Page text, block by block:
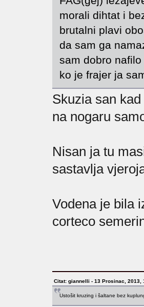
morali dihtat i
brutalni plavi
da sam ga
sam dobro
ko je frajer ja
Skuzia san
na nogaru
Nisan ja tu
sastavlja
Vodena je bila
corteco
Citat: giannelli - 13 Prosinac, 2013,
Ustošit kruzing i šaltane bez